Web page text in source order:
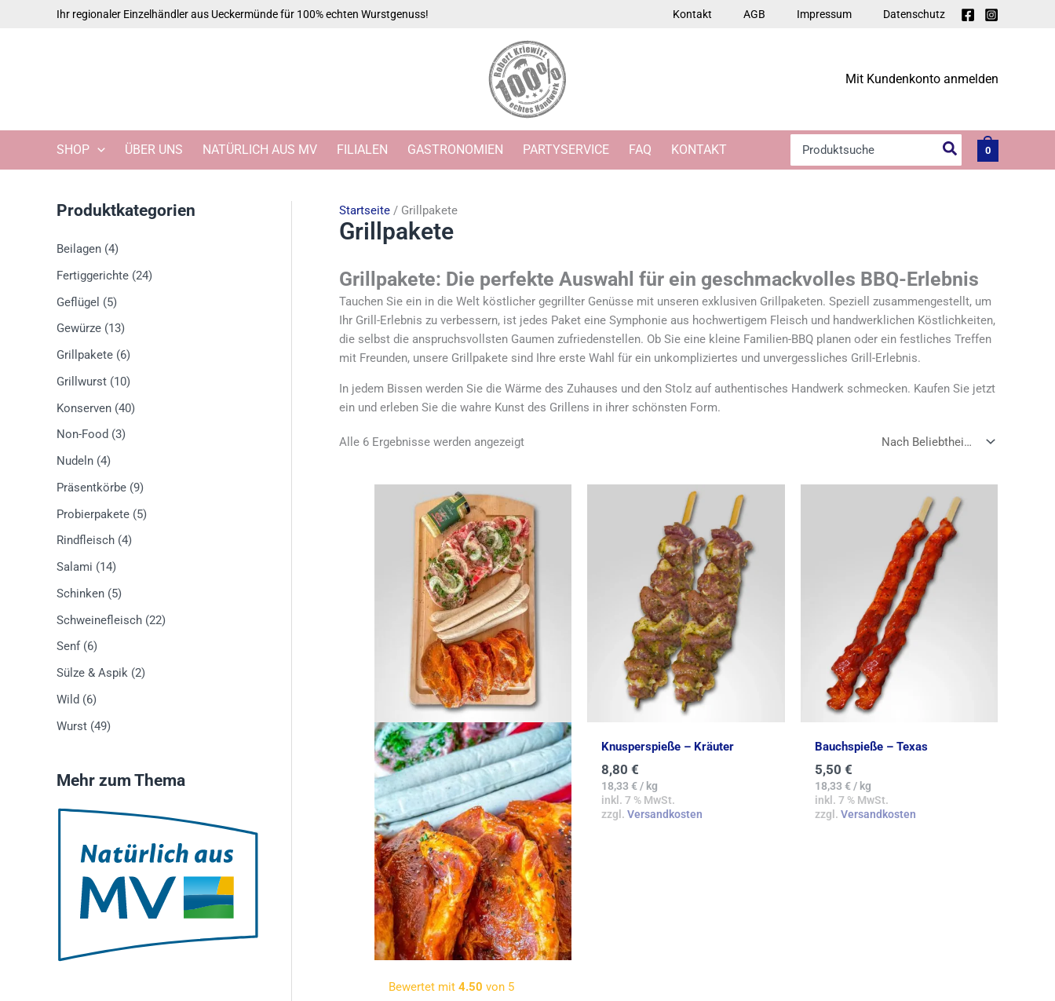
Ihr regionaler Einzelhändler aus Ueckermünde für 100% echten Wurstgenuss! Kontakt AGB Impressum Datenschutz
Mit Kundenkonto anmelden
SHOP ÜBER UNS NATÜRLICH AUS MV FILIALEN GASTRONOMIEN PARTYSERVICE FAQ KONTAKT
for:
0
Produktkategorien
Beilagen (4)
Fertiggerichte (24)
Geflügel (5)
Gewürze (13)
Grillpakete (6)
Grillwurst (10)
Konserven (40)
Non-Food (3)
Nudeln (4)
Präsentkörbe (9)
Probierpakete (5)
Rindfleisch (4)
Salami (14)
Schinken (5)
Schweinefleisch (22)
Senf (6)
Sülze & Aspik (2)
Wild (6)
Wurst (49)
Mehr zum Thema
Startseite / Grillpakete
Grillpakete
Grillpakete: Die perfekte Auswahl für ein geschmackvolles BBQ-Erlebnis
Tauchen Sie ein in die Welt köstlicher gegrillter Genüsse mit unseren exklusiven Grillpaketen. Speziell zusammengestellt, um
Ihr Grill-Erlebnis zu verbessern, ist jedes Paket eine Symphonie aus hochwertigem Fleisch und handwerklichen Köstlichkeiten,
die selbst die anspruchsvollsten Gaumen zufriedenstellen. Ob Sie eine kleine Familien-BBQ planen oder ein festliches Treffen
mit Freunden, unsere Grillpakete sind Ihre erste Wahl für ein unkompliziertes und unvergessliches Grill-Erlebnis.
In jedem Bissen werden Sie die Wärme des Zuhauses und den Stolz auf authentisches Handwerk schmecken. Kaufen Sie jetzt
ein und erleben Sie die wahre Kunst des Grillens in ihrer schönsten Form.
Alle 6 Ergebnisse werden angezeigt
sortiert
Bewertet mit 4.50 von 5
Knusperspieße – Kräuter
8,80€
18,33€ / kg
inkl. 7 % MwSt.
zzgl.Versandkosten
Bauchspieße – Texas
5,50 €
18,33 €/ kg
inkl. 7 % MwSt.
zzgl. Versandkosten